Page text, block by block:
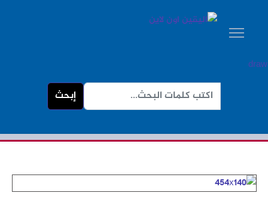
البحث... إبحث